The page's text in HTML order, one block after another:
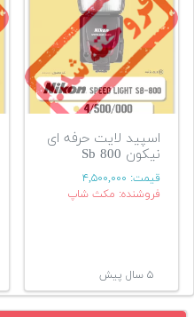
اسپید لایت حرفه ای
نیکون Sb 800
قیمت: ۴,۵۰۰,۰۰۰
فروشنده: مکث شاپ
۵ سال پیش